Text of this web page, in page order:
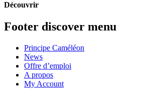
Découvrir
Footer discover menu
Principe Caméléon
News
Offre d’emploi
A propos
My Account